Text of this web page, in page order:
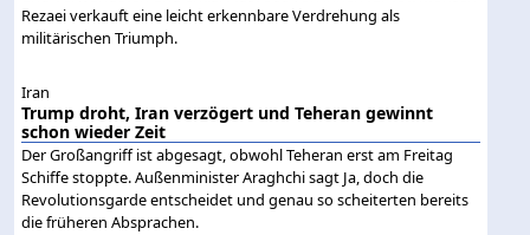
Rezaei verkauft eine leicht erkennbare Verdrehung als
militärischen Triumph.
Iran
Trump droht, Iran verzögert und Teheran gewinnt
schon wieder Zeit
Der Großangriff ist abgesagt, obwohl Teheran erst am Freitag
Schiffe stoppte. Außenminister Araghchi sagt Ja, doch die
Revolutionsgarde entscheidet und genau so scheiterten bereits
die früheren Absprachen.